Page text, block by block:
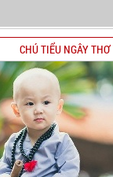
CHÚ TIỂU NGÂY THƠ